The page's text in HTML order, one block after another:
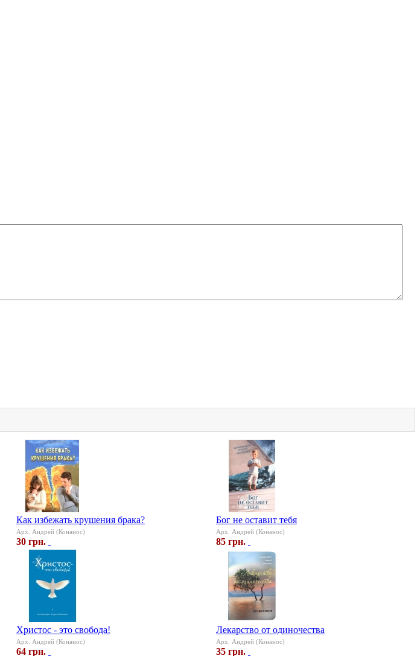
Как избежать крушения брака?
Арх. Андрей (Конанос)
30 грн.
Бог не оставит тебя
Арх. Андрей (Конанос)
85 грн.
Христос - это свобода!
Арх. Андрей (Конанос)
64 грн.
Лекарство от одиночества
Арх. Андрей (Конанос)
35 грн.